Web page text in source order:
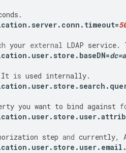
.
. server. conn . timeout=
your external LDAP service.
. user. store . baseDN=dc=
It is used internally.
. user. store . search .
you want to bind against
. user. store . user.
step and currently,
. user. store . user. email .